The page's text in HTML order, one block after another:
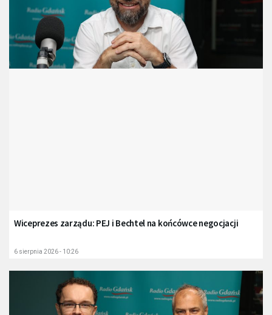
Wiceprezes zarządu: PEJ i Bechtel na końcówce negocjacji
6 sierpnia 2026 - 10:26